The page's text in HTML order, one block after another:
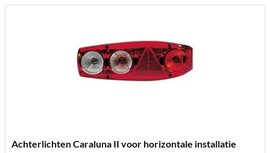
Achterlichten Caraluna II voor horizontale installatie